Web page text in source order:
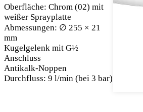
Oberfläche: Chrom (02) mit
weißer Sprayplatte
Abmessungen: ∅ 255 × 21
mm
Kugelgelenk mit G½
Anschluss
Antikalk-Noppen
Durchfluss: 9 l/min (bei 3 bar)